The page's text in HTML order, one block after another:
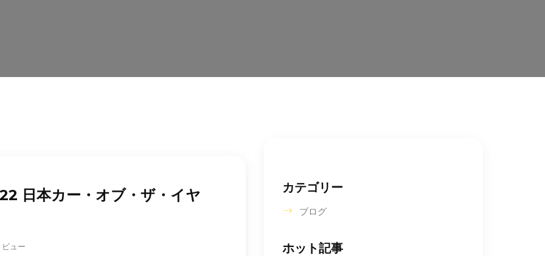
日本カー・オブ・ザ・イヤ
ビュー
カテゴリー
ブログ
ホット記事